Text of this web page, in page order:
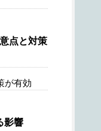
点と対策
が有効
影響